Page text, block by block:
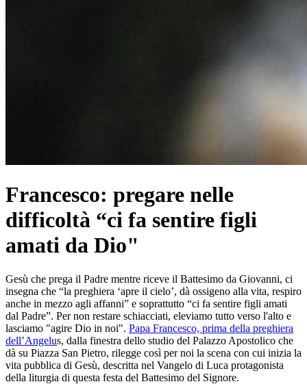
Francesco: pregare nelle
difficoltà “ci fa sentire figli
amati da Dio"
Gesù che prega il Padre mentre riceve il Battesimo da Giovanni, ci
insegna che “la preghiera ‘apre il cielo’, dà ossigeno alla vita, respiro
anche in mezzo agli affanni” e soprattutto “ci fa sentire figli amati
dal Padre”. Per non restare schiacciati, eleviamo tutto verso l'alto e
lasciamo "agire Dio in noi". Papa Francesco, prima della preghiera
dell’Angelus, dalla finestra dello studio del Palazzo Apostolico che
dà su Piazza San Pietro, rilegge così per noi la scena con cui inizia la
vita pubblica di Gesù, descritta nel Vangelo di Luca protagonista
della liturgia di questa festa del Battesimo del Signore.